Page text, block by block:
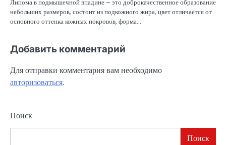
Липома в подмышечной впадине – это доброкачественное образование
небольших размеров, состоит из подкожного жира, цвет отличается от
основного оттенка кожных покровов, форма…
Добавить комментарий
Для отправки комментария вам необходимо
авторизоваться.
Поиск
Поиск